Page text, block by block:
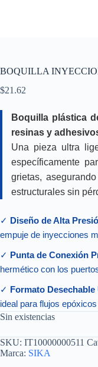
BOQUILLA
$21.62
Boquilla plástica
resinas y
Una pieza ultra
específicamente
grietas,
estructurales sin
✓ Diseño de Alta
empuje de inyecciones
✓ Punta de Conexión
hermético con los
✓ Formato
ideal para flujos
Sin existencias
SKU: IT10000000511
Marca: SIKA